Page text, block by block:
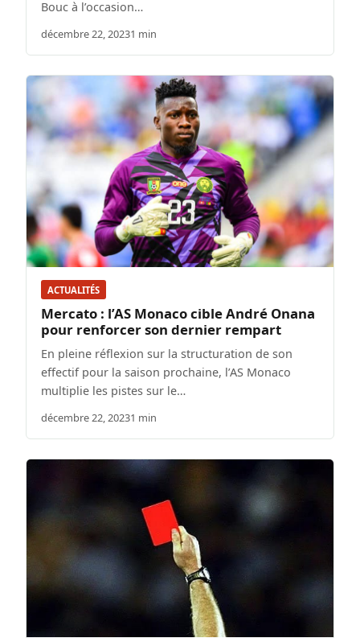
Bouc à l’occasion…
décembre 22, 20231 min
ACTUALITÉS
Mercato : l’AS Monaco cible André Onana
pour renforcer son dernier rempart
En pleine réflexion sur la structuration de son
effectif pour la saison prochaine, l’AS Monaco
multiplie les pistes sur le…
décembre 22, 20231 min